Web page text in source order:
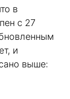
в
с 27
и
выше: